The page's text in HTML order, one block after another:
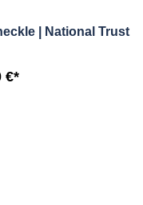
| National Trust
€*